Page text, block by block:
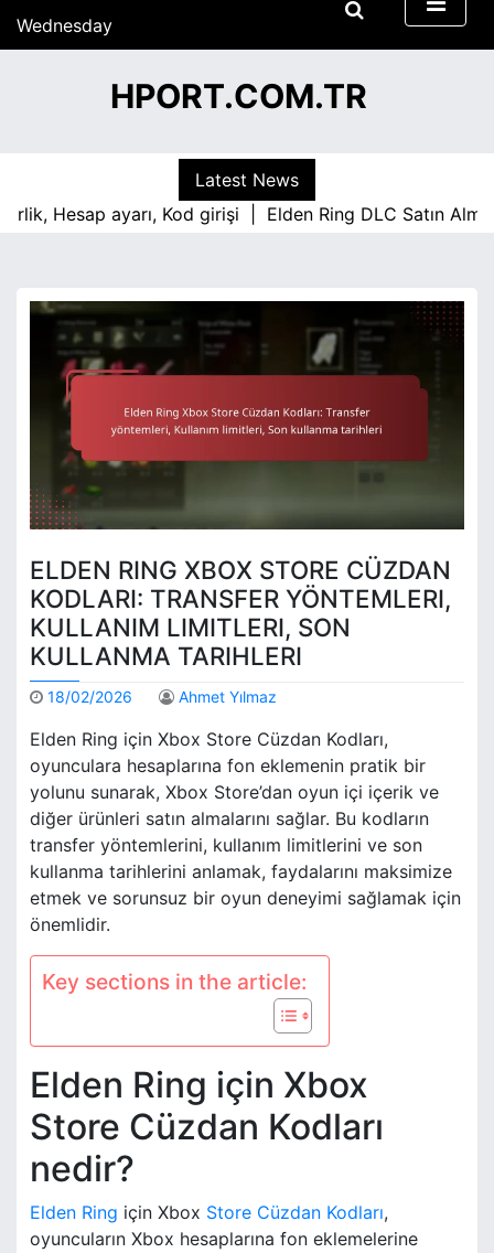
Wednesday
15/07/2026
HPORT.COM.TR
Latest News
ayarı, Kod girişi |Elden Ring DLC Satın Alma
ELDEN RING XBOX STORE CÜZDAN
KODLARI: TRANSFER YÖNTEMLERI,
KULLANIM LIMITLERI, SON
KULLANMA TARIHLERI
18/02/2026 Ahmet Yılmaz
Elden Ring için Xbox Store Cüzdan Kodları,
oyunculara hesaplarına fon eklemenin pratik bir
yolunu sunarak, Xbox Store’dan oyun içi içerik ve
diğer ürünleri satın almalarını sağlar. Bu kodların
transfer yöntemlerini, kullanım limitlerini ve son
kullanma tarihlerini anlamak, faydalarını maksimize
etmek ve sorunsuz bir oyun deneyimi sağlamak için
önemlidir.
Key sections in the article:
Elden Ring için Xbox
Store Cüzdan Kodları
nedir?
Elden Ring için Xbox Store Cüzdan Kodları,
oyuncuların Xbox hesaplarına fon eklemelerine